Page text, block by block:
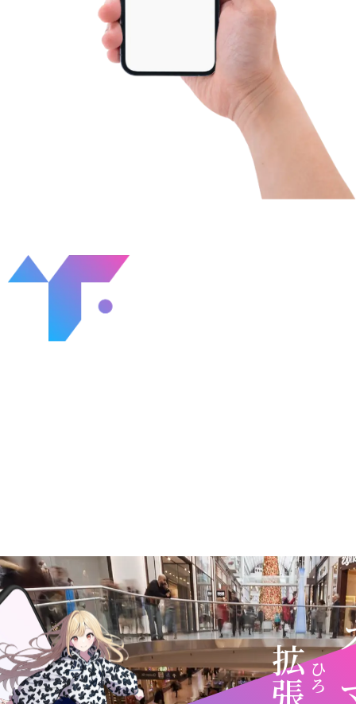
拡張